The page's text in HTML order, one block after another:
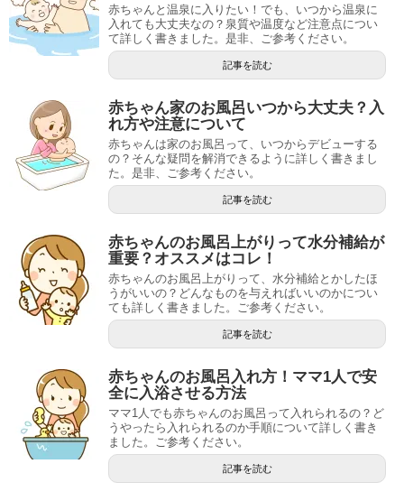
赤ちゃんと温泉に入りたい！でも、いつから温泉に
入れても大丈夫なの？泉質や温度など注意点につい
て詳しく書きました。是非、ご参考ください。
記事を読む
赤ちゃん家のお風呂いつから大丈夫？入
れ方や注意について
赤ちゃんは家のお風呂って、いつからデビューする
の？そんな疑問を解消できるように詳しく書きまし
た。是非、ご参考ください。
記事を読む
赤ちゃんのお風呂上がりって水分補給が
重要？オススメはコレ！
赤ちゃんのお風呂上がりって、水分補給とかしたほ
うがいいの？どんなものを与えればいいのかについ
ても詳しく書きました。ご参考ください。
記事を読む
赤ちゃんのお風呂入れ方！ママ1人で安
全に入浴させる方法
ママ1人でも赤ちゃんのお風呂って入れられるの？ど
うやったら入れられるのか手順について詳しく書き
ました。ご参考ください。
記事を読む